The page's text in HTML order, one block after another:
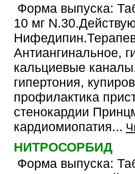
Форма выпуска:
10 мг
Антиангинальное,
кальциевые
гипертония,
профилактика
стенокардии
кардиомиопатия...
НИТРОСОРБИД
Форма выпуска: